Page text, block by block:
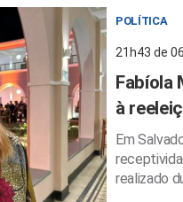
POLÍTICA
21h43 de
Fabíola
à
Em
realizado